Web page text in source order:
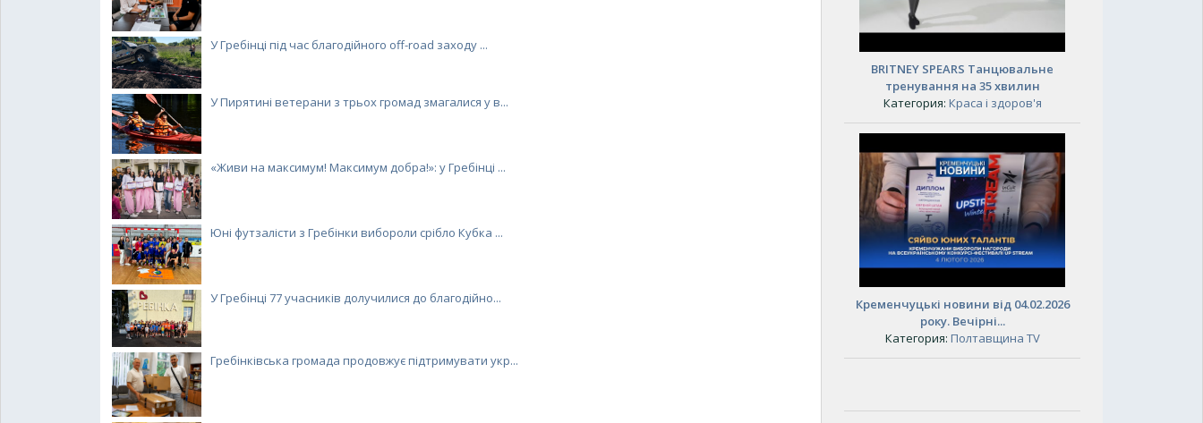
У Гребінці під час благодійного off-road заходу ...
У Пирятині ветерани з трьох громад змагалися у в...
«Живи на максимум! Максимум добра!»: у Гребінці ...
Юні футзалісти з Гребінки вибороли срібло Кубка ...
У Гребінці 77 учасників долучилися до благодійно...
Гребінківська громада продовжує підтримувати укр...
BRITNEY SPEARS Танцювальне
тренування на 35 хвилин
Категория: Краса і здоров'я
Кременчуцькі новини від 04.02.2026
року. Вечірні...
Категория: Полтавщина TV